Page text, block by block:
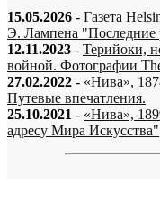
15.05.2026 - Газета
Э. Лампена "Последние
12.11.2023 - Терийоки,
войной. Фотографии
27.02.2022 - «Нива»,
Путевые впечатления.
25.10.2021 - «Нива»,
адресу Мира Искусства"